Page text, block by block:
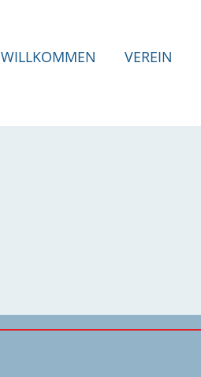
WILLKOMMEN VEREIN